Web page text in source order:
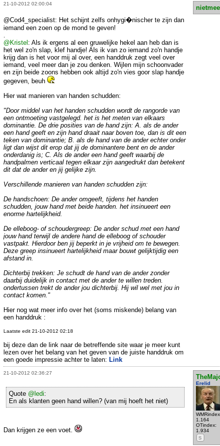
21-10-2012 02:00:04
@Cod4_specialist: Het schijnt zelfs onhygi�nischer te zijn dan
iemand een zoen op de mond te geven!
@Kristel: Als ik ergens al een gruwelijke hekel aan heb dan is
het wel zo'n slap, klef handje! Als ik van zo iemand zo'n handje
krijg dan is het voor mij al over, een handdruk zegt veel over
iemand, veel meer dan je zou denken. Wijlen mijn schoonvader
en zijn beide zoons hebben ook altijd zo'n vies goor slap handje
gegeven, beuh
Hier wat manieren van handen schudden:
"Door middel van het handen schudden wordt de rangorde van
een ontmoeting vastgelegd. het is het meten van elkaars
dominantie. De drie posities van de hand zijn: A. als de ander
een hand geeft en zijn hand draait naar boven toe, dan is dit een
teken van dominantie; B. als de hand van de ander echter onder
ligt dan wijst dit erop dat jij de dominantere bent en de ander
onderdanig is; C. Als de ander een hand geeft waarbij de
handpalmen verticaal tegen elkaar zijn aangedrukt dan betekent
dit dat de ander en jij gelijke zijn.
Verschillende manieren van handen schudden zijn:
De handschoen: De ander omgeeft, tijdens het handen
schudden, jouw hand met beide handen. het insinueert een
enorme hartelijkheid.
De elleboog- of schoudergreep: De ander schud met een hand
jouw hand terwijl de andere hand de elleboog of schouder
vastpakt. Hierdoor ben jij beperkt in je vrijheid om te bewegen.
Deze greep insinueert hartelijkheid maar bouwt gelijktijdig een
afstand in.
Dichterbij trekken: Je schudt de hand van de ander zonder
daarbij duidelijk in contact met de ander te willen treden.
ondertussen trekt de ander jou dichterbij. Hij wil wel met jou in
contact komen."
Hier nog wat meer info over het (soms miskende) belang van
een handdruk :
Laatste edit 21-10-2012 02:18
bij deze dan de link naar de betreffende site waar je meer kunt
lezen over het belang van het geven van de juiste handdruk om
een goede impressie achter te laten: Link
21-10-2012 02:36:27
Erelid
1.164
OTindex:
1.934
S
Quote @ledi:
En als klanten geen hand willen? (van mij hoeft het niet)
Dan krijgen ze een voet.